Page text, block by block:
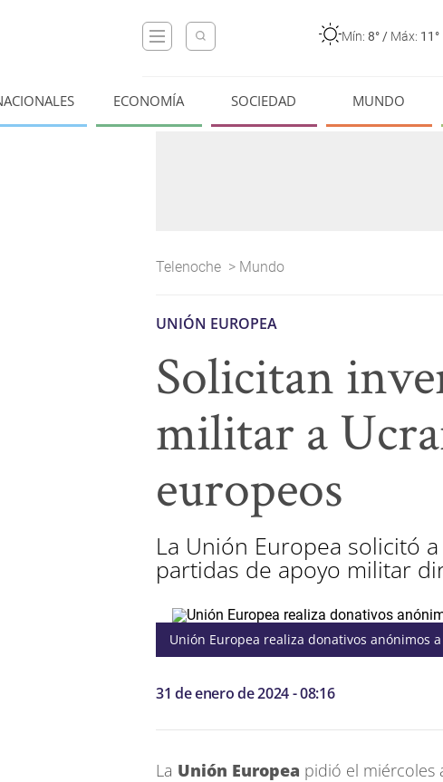
Mín: 8° / Máx: 11°
ECONOMÍA SOCIEDAD MUNDO
Telenoche > Mundo
UNIÓN EUROPEA
Solicitan
militar a
europeos
La Unión Europea solicitó
partidas de apoyo militar
Unión Europea realiza donativos anónimos
31 de enero de 2024 - 08:16
La Unión Europea pidió el miércoles